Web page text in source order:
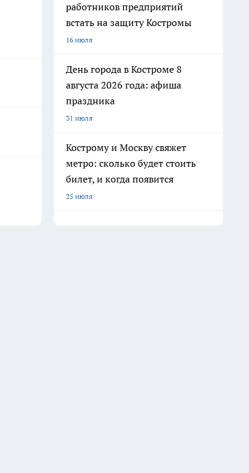
работников предприятий
встать на защиту Костромы
16 июля
День города в Костроме 8
августа 2026 года: афиша
праздника
31 июля
Кострому и Москву свяжет
метро: сколько будет стоить
билет, и когда появится
25 июля